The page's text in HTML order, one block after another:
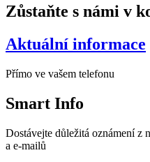
Zůstaňte s námi v
Aktuální informace
Přímo ve vašem telefonu
Smart Info
Dostávejte důležitá oznámení z
a e-mailů